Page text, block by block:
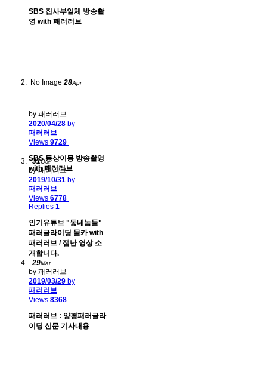
SBS 집사부일체 방송촬
영 with 패러러브
No Image 28Apr
by 패러러브
2020/04/28 by
패러러브
Views 9729
SBS 동상이몽 방송촬영
with 패러러브
31Oct
by 패러러브
2019/10/31 by
패러러브
Views 6778
Replies 1
인기유튜브 "동네놈들"
패러글라이딩 몰카 with
패러러브 / 잼난 영상 소
개합니다.
29Mar
by 패러러브
2019/03/29 by
패러러브
Views 8368
패러러브 : 양평패러글라
이딩 신문 기사내용